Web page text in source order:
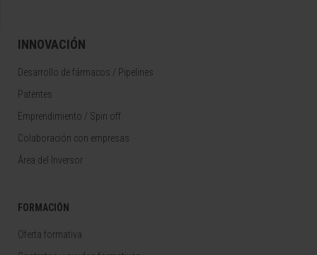
INNOVACIÓN
Desarrollo de fármacos / Pipelines
Patentes
Emprendimiento / Spin off
Colaboración con empresas
Área del Inversor
FORMACIÓN
Oferta formativa